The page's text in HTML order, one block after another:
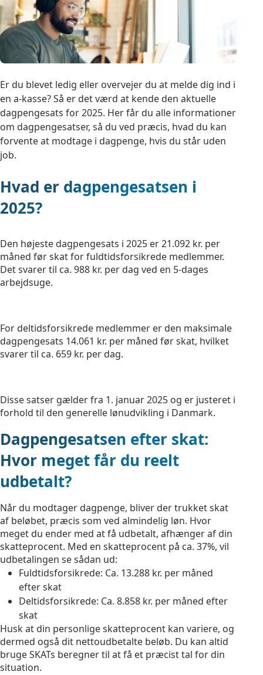
Er du blevet ledig eller overvejer du at melde dig ind i
en a-kasse? Så er det værd at kende den aktuelle
dagpengesats for 2025. Her får du alle informationer
om dagpengesatser, så du ved præcis, hvad du kan
forvente at modtage i dagpenge, hvis du står uden
job.
Hvad er dagpengesatsen i
2025?
Den højeste dagpengesats i 2025 er 21.092 kr. per
måned før skat for fuldtidsforsikrede medlemmer.
Det svarer til ca. 988 kr. per dag ved en 5-dages
arbejdsuge.
For deltidsforsikrede medlemmer er den maksimale
dagpengesats 14.061 kr. per måned før skat, hvilket
svarer til ca. 659 kr. per dag.
Disse satser gælder fra 1. januar 2025 og er justeret i
forhold til den generelle lønudvikling i Danmark.
Dagpengesatsen efter skat:
Hvor meget får du reelt
udbetalt?
Når du modtager dagpenge, bliver der trukket skat
af beløbet, præcis som ved almindelig løn. Hvor
meget du ender med at få udbetalt, afhænger af din
skatteprocent. Med en skatteprocent på ca. 37%, vil
udbetalingen se sådan ud:
Fuldtidsforsikrede: Ca. 13.288 kr. per måned
efter skat
Deltidsforsikrede: Ca. 8.858 kr. per måned efter
skat
Husk at din personlige skatteprocent kan variere, og
dermed også dit nettoudbetalte beløb. Du kan altid
bruge SKATs beregner til at få et præcist tal for din
situation.